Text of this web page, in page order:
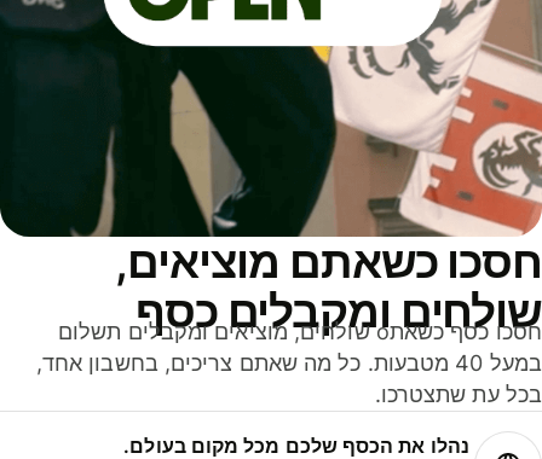
כשאתם מוציאים,
ומקבלים כסף
חסכו כסף כשאתo שולחים, מוציאים ומקבלים תשלום
במעל 40 מטבעות. כל מה שאתם צריכים, בחשבון אחד,
עת שתצטרכו.
נהלו את הכסף שלכם מכל מקום בעולם.